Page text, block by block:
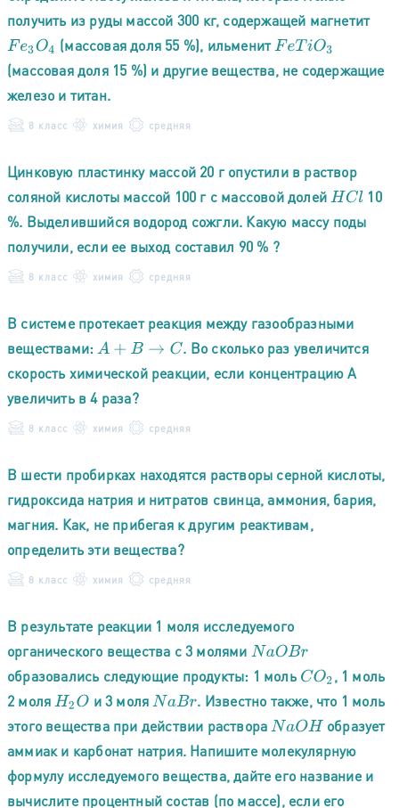
получить из руды массой 300 кг, содержащей магнетит
Fe3O4 (массовая доля 55 %), ильменитFeTiO3
(массовая доля 15 %) и другие вещества, не содержащие
железо и титан.
8 класс химия средняя
Цинковую пластинку массой 20 г опустили в раствор
соляной кислоты массой 100 г с массовой долей HCl
10
%. Выделившийся водород сожгли. Какую массу поды
получили, если ее выход составил 90 % ?
8 класс химия средняя
В системе протекает реакция между газообразными
веществами: A+ B→C
. Во сколько раз увеличится
скорость химической реакции, если концентрацию А
увеличить в 4 раза?
8 класс химия средняя
В шести пробирках находятся растворы серной кислоты,
гидроксида натрия и нитратов свинца, аммония, бария,
магния. Как, не прибегая к другим реактивам,
определить эти вещества?
8 класс химия средняя
В результате реакции 1 моля исследуемого
органического вещества с 3 молями NaOBr
образовались следующие продукты: 1 моль CO2 , 1 моль
2 моля H2O и 3 моля NaBr
. Известно также, что 1 моль
этого вещества при действии раствора NaOH
образует
аммиак и карбонат натрия. Напишите молекулярную
формулу исследуемого вещества, дайте его название и
вычислите процентный состав (по массе), если его